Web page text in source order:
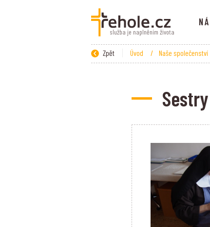
služba je naplněním života
Zpět Úvod / Naše společenství